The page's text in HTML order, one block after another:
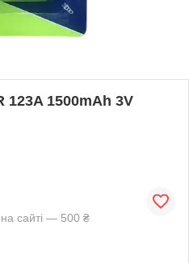
123A 1500mAh 3V
сайті — 500 ₴